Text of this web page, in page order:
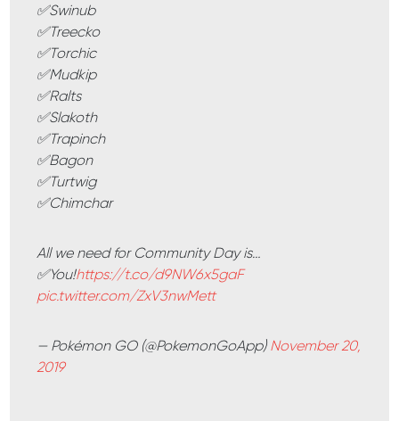
✅Swinub
✅Treecko
✅Torchic
✅Mudkip
✅Ralts
✅Slakoth
✅Trapinch
✅Bagon
✅Turtwig
✅Chimchar
All we need for Community Day is…
✅You!https://t.co/d9NW6x5gaF
pic.twitter.com/ZxV3nwMett
— Pokémon GO (@PokemonGoApp) November 20,
2019